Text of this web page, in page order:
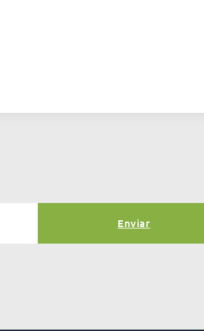
Enviar